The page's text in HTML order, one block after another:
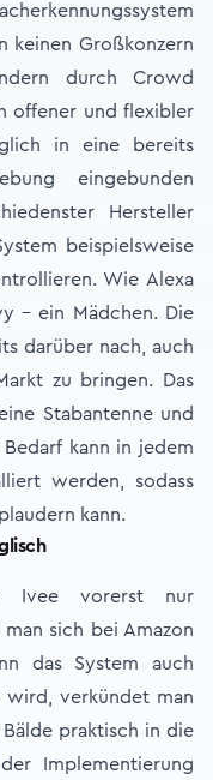
keinen Großkonzern
durch Crowd
offener und flexibler
in eine bereits
eingebunden
Hersteller
beispielsweise
Wie Alexa
– ein Mädchen. Die
darüber nach, auch
zu bringen. Das
Stabantenne und
kann in jedem
werden, sodass
kann.
Ivee vorerst nur
sich bei Amazon
das System auch
wird, verkündet man
praktisch in die
Implementierung